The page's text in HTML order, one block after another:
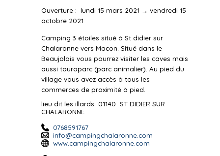
Ouverture : lundi 15 mars 2021 → vendredi 15
octobre 2021
Camping 3 étoiles situé à St didier sur
Chalaronne vers Macon. Situé dans le
Beaujolais vous pourrez visiter les caves mais
aussi touroparc (parc animalier). Au pied du
village vous avez accès à tous les
commerces de proximité à pied.
lieu dit les illards 01140 ST DIDIER SUR
CHALARONNE
0768591767
info@campingchalaronne.com
www.campingchalaronne.com